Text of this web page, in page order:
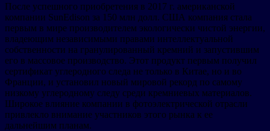
После успешного приобретения в 2017 г. американской
компании SunEdison за 150 млн долл. США компания стала
первым в мире производителем экологически чистой энергии,
владеющим независимыми правами интеллектуальной
собственности на гранулированный кремний и запустившим
его в массовое производство. Этот продукт первым получил
сертификат углеродного следа не только в Китае, но и во
Франции, и установил новый мировой рекорд по самому
низкому углеродному следу среди кремниевых материалов.
Широкое влияние компании в фотоэлектрической отрасли
привлекло внимание участников этого рынка к ее
дальнейшим планам.